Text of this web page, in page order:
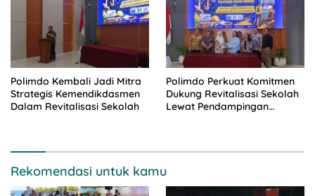
Polimdo Kembali Jadi Mitra
Strategis Kemendikdasmen
Dalam Revitalisasi Sekolah
Polimdo Perkuat Komitmen
Dukung Revitalisasi Sekolah
Lewat Pendampingan
Rekomendasi untuk kamu